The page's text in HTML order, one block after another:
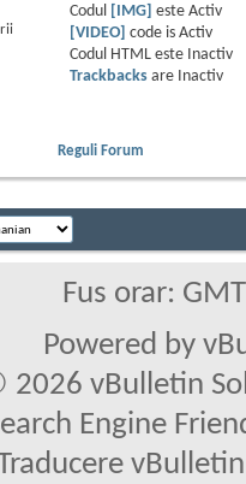
Codul
[IMG] este Activ
[VIDEO]
code is Activ
Codul HTML este
Inactiv
Trackbacksare
Inactiv
Reguli Forum
Fus orar:
Powered by
vBulletin
Engine